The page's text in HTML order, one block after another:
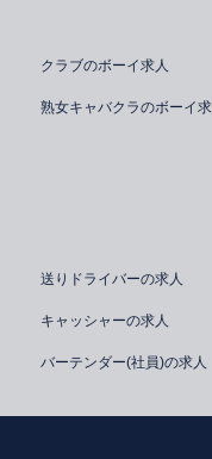
クラブのボーイ求人
熟女キャバクラのボーイ
送りドライバーの求人
キャッシャーの求人
バーテンダー(社員)の求人